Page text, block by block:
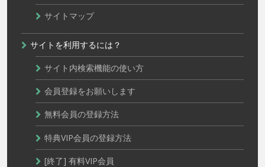
サイトマップ
サイトを利用するには？
サイト内検索機能の使い方
会員登録をお願いします
無料会員の登録方法
特典VIP会員の登録方法
[終了] 有料VIP会員